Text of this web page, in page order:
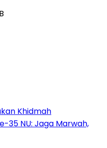
Khidmah
35 NU: Jaga Marwah,